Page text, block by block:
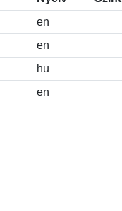
en
en
hu
en